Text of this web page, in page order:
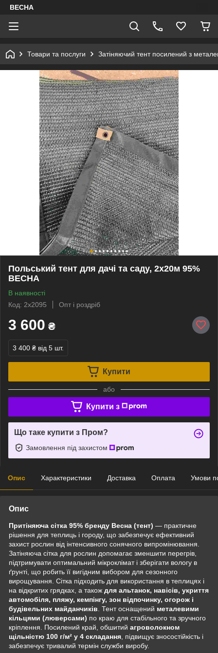
ВЕСНА
Товари та послуги Затіняючий тент посилений з
Польський тент для дачі та саду, 2х20м 95%
ВЕСНА
В наявності
Код: 2х2095
Опт і роздріб
3 600 ₴
3 400 ₴ від 5 шт.
Купити
або
Купити з
Що таке купити з Пром?
Замовлення під захистом
Опис Характеристики Доставка Оплата Умови
Опис
Притіняюча сітка 95% бренду Весна (тент) — практичне
рішення для теплиць і городу, що забезпечує ефективний
захист рослин від інтенсивного сонячного випромінювання.
Затіняюча сітка для рослин допомагає зменшити перегрів,
підтримувати оптимальний мікроклімат і зберігати вологу в
ґрунті, що робить її вигідним вибором для сезонного
вирощування. Сітка підходить для використання в теплицях і
на відкритих грядках, а також для альтанок, навісів, укриття
автомобіля, пляжу, кемпінгу, зон відпочинку, огорож і
будівельних майданчиків . Тент оснащений металевими
кільцями (люверсами) по краю для стабільного та зручного
кріплення. Посилений край, обшитий агроволокном
щільністю 100 г/м² у 4 складання , підвищує зносостійкість і
забезпечує тривалий термін служби виробу.